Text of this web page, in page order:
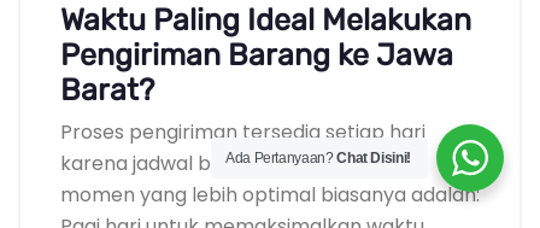
Waktu Paling Ideal Melakukan
Pengiriman Barang ke Jawa
Barat?
Proses pengiriman tersedia setiap hari
karena jadwal berjalan harian. Namun,
momen yang lebih optimal biasanya adalah:
Ada Pertanyaan?Chat Disini!